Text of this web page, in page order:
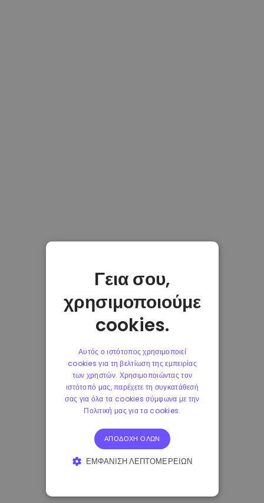
Γεια σου,
χρησιμοποιούμε
cookies.
Αυτός ο ιστότοπος χρησιμοποιεί
cookies για τη βελτίωση της εμπειρίας
των χρηστών. Χρησιμοποιώντας τον
ιστότοπό μας, παρέχετε τη συγκατάθεσή
σας για όλα τα cookies σύμφωνα με την
Πολιτική μας για τα cookies.
ΑΠΟΔΟΧΉ ΌΛΩΝ
ΕΜΦΆΝΙΣΗ ΛΕΠΤΟΜΕΡΕΙΏΝ